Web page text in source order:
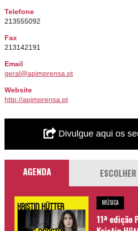
Telefone
213555092
Fax
213142191
Email
geral@apimprensa.pt
Website
http://apimprensa.pt
Divulgue aqui os
AGENDA
MÚSICA
11ª